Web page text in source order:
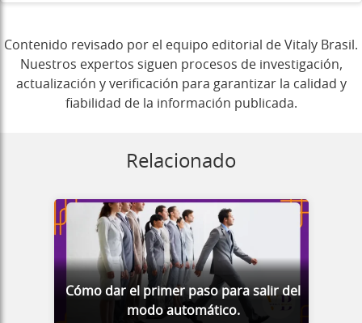
Contenido revisado por el equipo editorial de Vitaly Brasil.
Nuestros expertos siguen procesos de investigación,
actualización y verificación para garantizar la calidad y
fiabilidad de la información publicada.
Relacionado
Cómo dar el primer paso para salir del
modo automático.